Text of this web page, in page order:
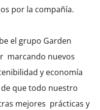
por la compañía.
el grupo Garden
marcando nuevos
y economía
que todo nuestro
mejores prácticas y